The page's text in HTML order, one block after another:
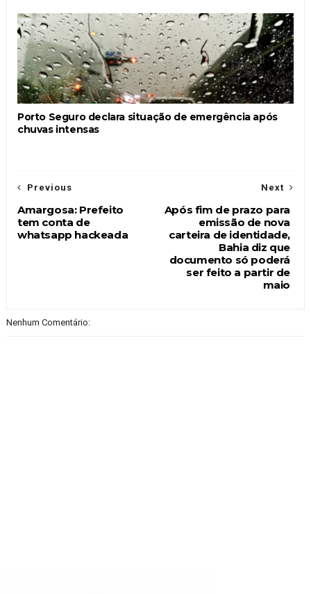
Porto Seguro declara situação de emergência após
chuvas intensas
Next
Após fim de prazo para
emissão de nova
carteira de identidade,
Bahia diz que
documento só poderá
ser feito a partir de
maio
Previous
Amargosa: Prefeito
tem conta de
whatsapp hackeada
Nenhum Comentário: